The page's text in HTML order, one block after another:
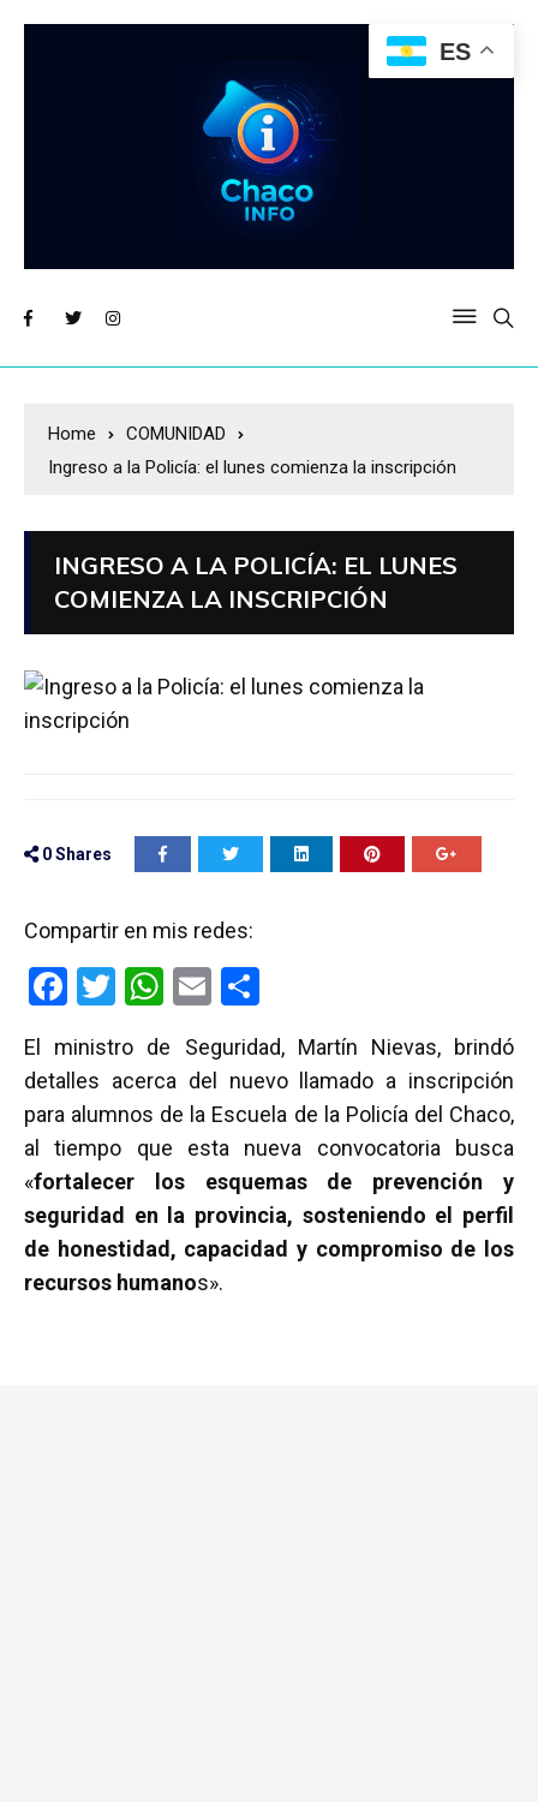
Home
COMUNIDAD
Ingreso a la Policía: el lunes comienza la inscripción
INGRESO A LA POLICÍA: EL LUNES
COMIENZA LA INSCRIPCIÓN
0Shares
Compartir en mis redes:
F
ce
b
o
o
k
T
tt
er
W
at
s
A
p
p
E
ail m
p
ar
tir
El ministro de Seguridad, Martín Nievas, brindó
detalles acerca del nuevo llamado a inscripción
para alumnos de la Escuela de la Policía del Chaco,
al tiempo que esta nueva convocatoria busca
«fortalecer los esquemas de prevención y
seguridad en la provincia, sosteniendo el perfil
de honestidad, capacidad y compromiso de los
recursos humanos».
ES